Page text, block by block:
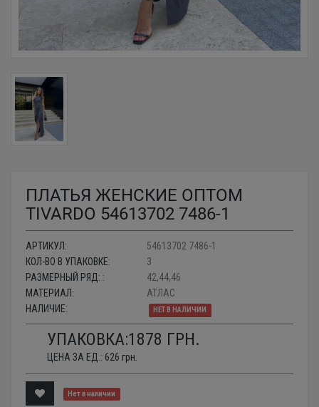
ПЛАТЬЯ ЖЕНСКИЕ ОПТОМ
TIVARDO 54613702 7486-1
АРТИКУЛ:
54613702 7486-1
КОЛ-ВО В УПАКОВКЕ:
3
РАЗМЕРНЫЙ РЯД: :
42,44,46
МАТЕРИАЛ:
АТЛАС
НАЛИЧИЕ:
НЕТ В НАЛИЧИИ
УПАКОВКА:1878 ГРН.
ЦЕНА ЗА ЕД.: 626 грн.
Нет в наличии